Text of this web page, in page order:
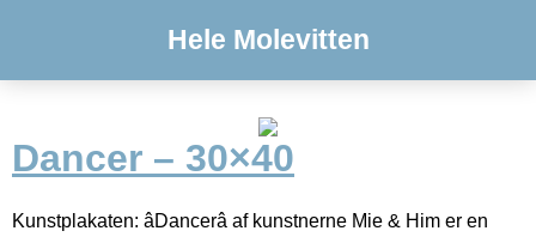
Hele Molevitten
Dancer – 30×40
Kunstplakaten: âDancerâ af kunstnerne Mie & Him er en